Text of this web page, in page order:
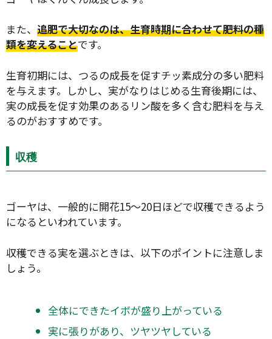
検索
また、 追肥で大切なのは、生育時期に合わせて肥料の種
類を変えることです。
生育初期には、つるの成長を促すチッ素成分の多い肥料
を与えます。しかし、実がなりはじめる生育後期には、
実の成長を促す効果のあるリン酸を多く含む肥料を与え
るのがおすすめです。
収穫
ゴーヤは、一般的に開花15〜20日ほどで収穫できるよう
になるといわれています。
収穫できる実を選ぶときは、以下のポイントに注意しま
しょう。
全体にできたイボが盛り上がっている
実に張りがあり、ツヤツヤしている